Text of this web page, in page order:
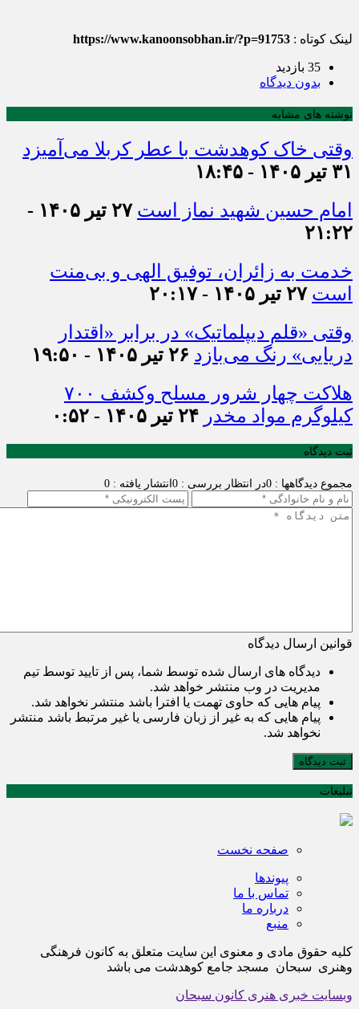
لینک کوتاه : https://www.kanoonsobhan.ir/?p=91753
35 بازدید
بدون دیدگاه
نوشته های مشابه
وقتی خاک کوهدشت با عطر کربلا می‌آمیزد
۳۱ تیر ۱۴۰۵ - ۱۸:۴۵
امام حسین شهید نماز است
۲۷ تیر ۱۴۰۵ -
۲۱:۲۲
خدمت به زائران، توفیق الهی و بی‌منت
است ۲۷ تیر ۱۴۰۵ - ۲۰:۱۷
وقتی «قلم دیپلماتیک» در برابر «اقتدار
دریایی» رنگ می‌بازد ۲۶ تیر ۱۴۰۵ - ۱۹:۵۰
هلاکت چهار شرور مسلح وکشف ۷۰۰
کیلوگرم مواد مخدر ۲۴ تیر ۱۴۰۵ - ۰:۵۲
ثبت دیدگاه
مجموع دیدگاهها : 0 در انتظار بررسی : 0 انتشار یافته : 0
قوانین ارسال دیدگاه
دیدگاه های ارسال شده توسط شما، پس از تایید توسط تیم
مدیریت در وب منتشر خواهد شد.
پیام هایی که حاوی تهمت یا افترا باشد منتشر نخواهد شد.
پیام هایی که به غیر از زبان فارسی یا غیر مرتبط باشد منتشر
نخواهد شد.
ثبت دیدگاه
تبلیغات
صفحه نخست
پیوندها
تماس با ما
درباره ما
منبع
کلیه حقوق مادی و معنوی این سایت متعلق به کانون فرهنگی
وهنری سبحان مسجد جامع کوهدشت می باشد
وبسایت خبری هنری کانون سبحان